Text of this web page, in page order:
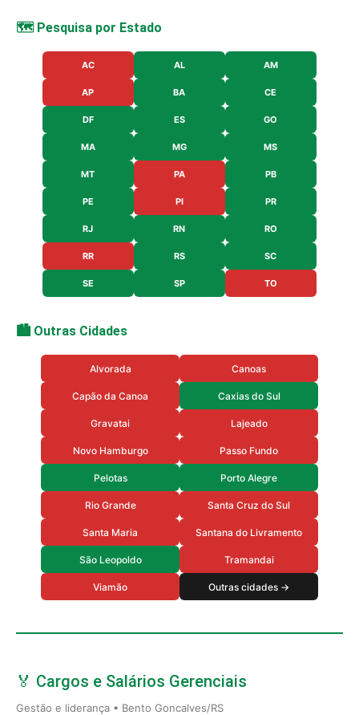
🗺️ Pesquisa por Estado
AC AL AM
AP BA CE
DF ES GO
MA MG MS
MT PA PB
PE PI PR
RJ RN RO
RR RS SC
SE SP TO
🏙️ Outras Cidades
Alvorada Canoas
Capão da Canoa Caxias do Sul
Gravatai Lajeado
Novo Hamburgo Passo Fundo
Pelotas Porto Alegre
Rio Grande Santa Cruz do Sul
Santa Maria Santana do Livramento
São Leopoldo Tramandai
Viamão Outras cidades →
🏅 Cargos e Salários Gerenciais
Gestão e liderança • Bento Goncalves/RS